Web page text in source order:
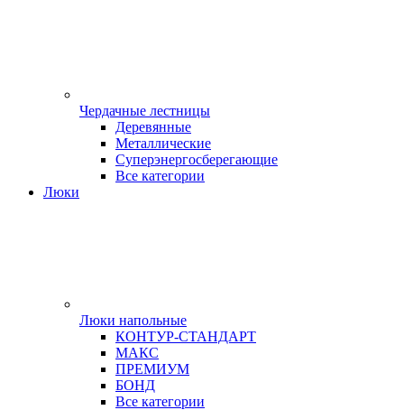
Чердачные лестницы
Деревянные
Металлические
Суперэнергосберегающие
Все категории
Люки
Люки напольные
КОНТУР-СТАНДАРТ
МАКС
ПРЕМИУМ
БОНД
Все категории